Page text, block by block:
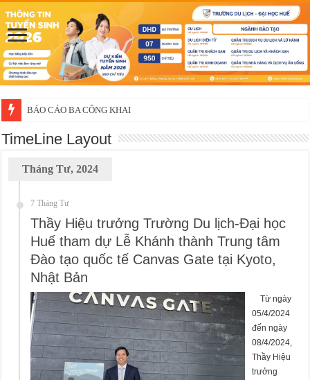
BÁO CÁO BA CÔNG KHAI
Thông báo về việc xét chọn sinh viên đề nghị nhận học bổng của doanh
TimeLine Layout
Tháng Tư, 2024
7 Tháng Tư
Thầy Hiệu trưởng Trường Du lịch-Đại học
Huế tham dự Lễ Khánh thành Trung tâm
Đào tạo quốc tế Canvas Gate tại Kyoto,
Nhật Bản
Từ ngày
05/4/2024
đến ngày
08/4/2024,
Thầy Hiệu
trưởng